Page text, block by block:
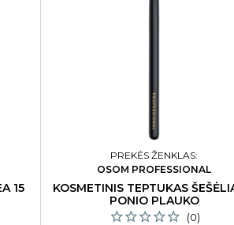
15
PREKĖS ŽENKLAS:
OSOM PROFESSIONAL
KOSMETINIS TEPTUKAS
PONIO PLAUKO
(0)